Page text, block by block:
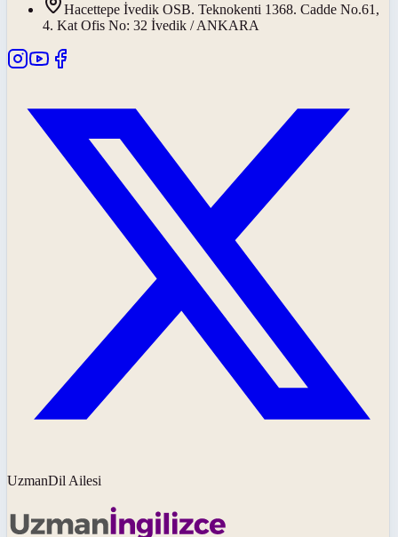
Hacettepe İvedik OSB. Teknokenti 1368. Cadde No.61,
4. Kat Ofis No: 32 İvedik / ANKARA
UzmanDil Ailesi